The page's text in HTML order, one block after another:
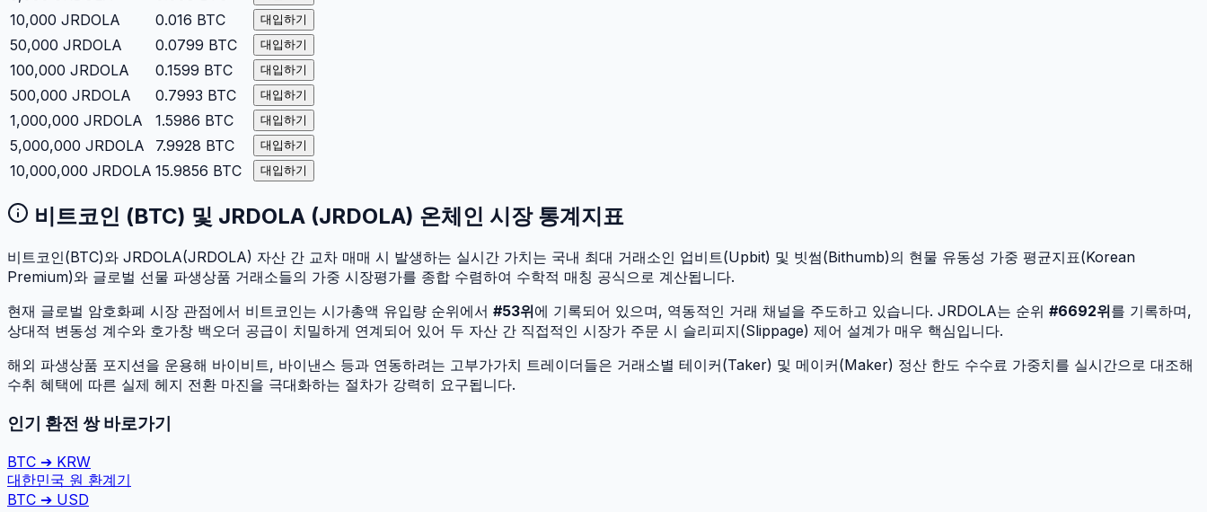
10,000 JRDOLA 0.016 BTC 대입하기
50,000 JRDOLA 0.0799 BTC 대입하기
100,000 JRDOLA 0.1599 BTC 대입하기
500,000 JRDOLA 0.7993 BTC 대입하기
1,000,000 JRDOLA 1.5986 BTC 대입하기
5,000,000 JRDOLA 7.9928 BTC 대입하기
10,000,000 JRDOLA 15.9856 BTC 대입하기
비트코인 (BTC) 및 JRDOLA (JRDOLA) 온체인 시장 통계지표
비트코인(BTC)와 JRDOLA(JRDOLA) 자산 간 교차 매매 시 발생하는 실시간 가치는 국내 최대 거래소인 업비트(Upbit) 및 빗썸(Bithumb)의 현물 유동성 가중 평균지표(Korean
Premium)와 글로벌 선물 파생상품 거래소들의 가중 시장평가를 종합 수렴하여 수학적 매칭 공식으로 계산됩니다.
현재 글로벌 암호화폐 시장 관점에서 비트코인는 시가총액 유입량 순위에서 #53위에 기록되어 있으며, 역동적인 거래 채널을 주도하고 있습니다. JRDOLA는 순위 #6692위를 기록하며,
상대적 변동성 계수와 호가창 백오더 공급이 치밀하게 연계되어 있어 두 자산 간 직접적인 시장가 주문 시 슬리피지(Slippage) 제어 설계가 매우 핵심입니다.
해외 파생상품 포지션을 운용해 바이비트, 바이낸스 등과 연동하려는 고부가가치 트레이더들은 거래소별 테이커(Taker) 및 메이커(Maker) 정산 한도 수수료 가중치를 실시간으로 대조해
수취 혜택에 따른 실제 헤지 전환 마진을 극대화하는 절차가 강력히 요구됩니다.
인기 환전 쌍 바로가기
BTC ➔ KRW
대한민국 원 환계기
BTC ➔ USD